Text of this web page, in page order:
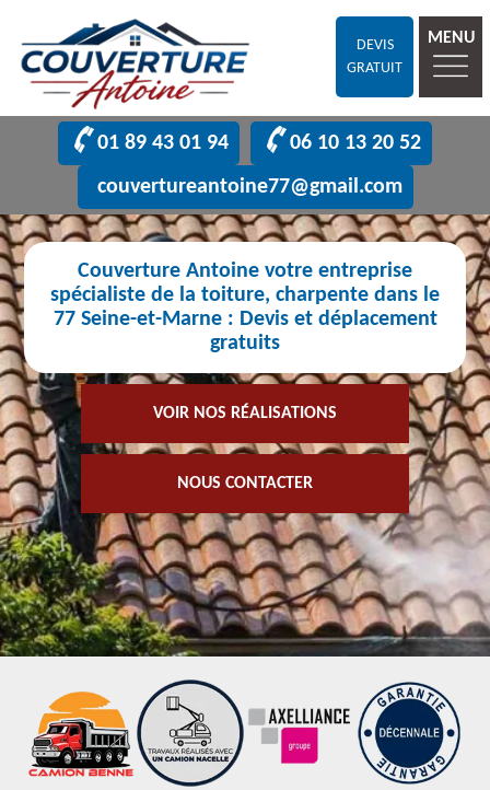
DEVIS
GRATUIT
MENU
01 89 43 01 94
06 10 13 20 52
couvertureantoine77@gmail.com
Couverture Antoine votre entreprise
spécialiste de la toiture, charpente dans le
77 Seine-et-Marne : Devis et déplacement
gratuits
VOIR NOS RÉALISATIONS
NOUS CONTACTER